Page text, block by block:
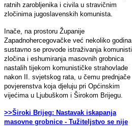
ratnih zarobljenika i civila u stravičnim
zločinima jugoslavenskih komunista.
Inače, na prostoru Županije
Zapadnohercegovačke već nekoliko godina
sustavno se provode istraživanja
zločina i eshumiranja masovnih grobnica
nastalih tijekom komunističke strahovlade
nakon II. svjetskog rata, u čemu prednjače
povjerenstva koja djeluju pri Općinskim
vijećima u Ljubuškom i Širokom Brijegu.
>>Široki Brijeg: Nastavak iskapanja
masovne grobnice - Tužiteljstvo se nije